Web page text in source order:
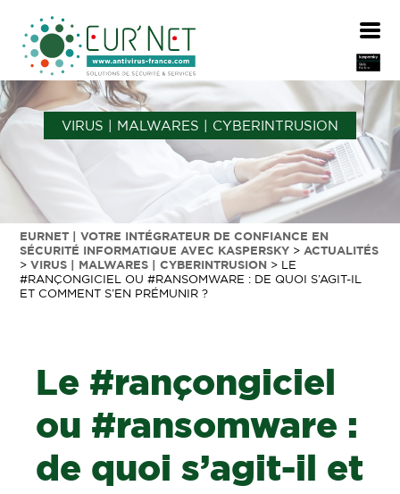
VIRUS | MALWARES | CYBERINTRUSION
EURNET | VOTRE INTÉGRATEUR DE CONFIANCE EN
SÉCURITÉ INFORMATIQUE AVEC KASPERSKY >ACTUALITÉS
>VIRUS | MALWARES | CYBERINTRUSION > LE
#RANÇONGICIEL OU #RANSOMWARE : DE QUOI S’AGIT-IL
ET COMMENT S’EN PRÉMUNIR ?
Le #rançongiciel
ou #ransomware :
de quoi s’agit-il et